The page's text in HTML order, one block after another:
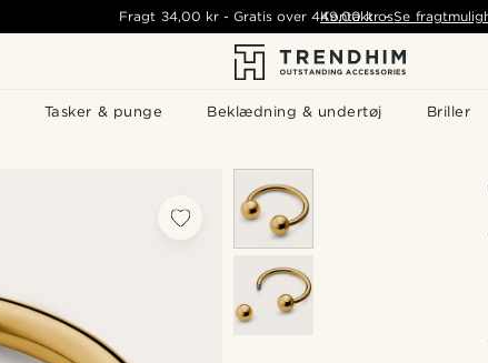
Tasker & punge Beklædning & undertøj Briller
Fragt 34,00 kr- Gratis over 449,00 kr - Se
Kontakt os